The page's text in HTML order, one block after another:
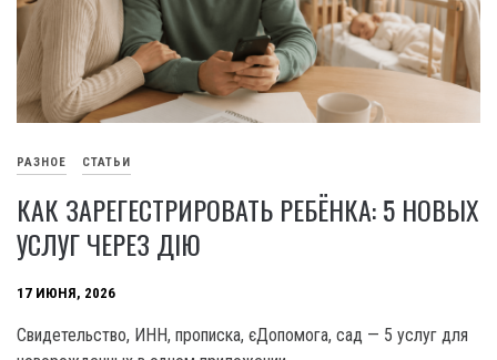
РАЗНОЕ СТАТЬИ
КАК ЗАРЕГЕСТРИРОВАТЬ РЕБЁНКА: 5 НОВЫХ
УСЛУГ ЧЕРЕЗ ДІЮ
17 ИЮНЯ, 2026
Свидетельство, ИНН, прописка, єДопомога, сад — 5 услуг для